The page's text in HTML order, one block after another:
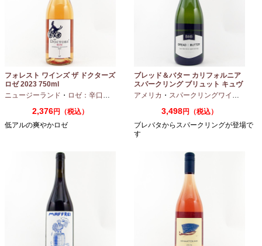
フォレスト ワインズ ザ ドクターズ
ロゼ 2023 750ml
ニュージーランド ・ ロゼ：辛口 ピノノワール
2,376円（税込）
低アルの爽やかロゼ
ブレッド＆バター カリフォルニア
スパークリング ブリュット キュヴ
ェ NV 750ml
アメリカ ・ スパークリングワイン
3,498円（税込）
ブレバタからスパークリングが登場で
す